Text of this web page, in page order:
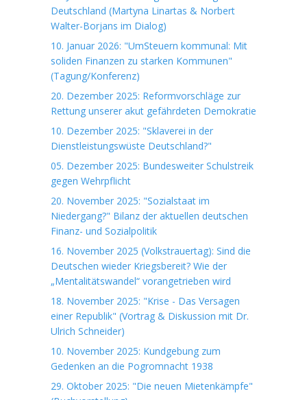
Deutschland (Martyna Linartas & Norbert
Walter-Borjans im Dialog)
10. Januar 2026: "UmSteuern kommunal: Mit
soliden Finanzen zu starken Kommunen"
(Tagung/Konferenz)
20. Dezember 2025: Reformvorschläge zur
Rettung unserer akut gefährdeten Demokratie
10. Dezember 2025: "Sklaverei in der
Dienstleistungswüste Deutschland?"
05. Dezember 2025: Bundesweiter Schulstreik
gegen Wehrpflicht
20. November 2025: "Sozialstaat im
Niedergang?" Bilanz der aktuellen deutschen
Finanz- und Sozialpolitik
16. November 2025 (Volkstrauertag): Sind die
Deutschen wieder Kriegsbereit? Wie der
„Mentalitätswandel“ vorangetrieben wird
18. November 2025: "Krise - Das Versagen
einer Republik" (Vortrag & Diskussion mit Dr.
Ulrich Schneider)
10. November 2025: Kundgebung zum
Gedenken an die Pogromnacht 1938
29. Oktober 2025: "Die neuen Mietenkämpfe"